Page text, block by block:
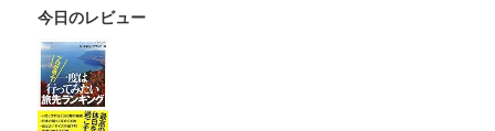
2000枚限定。
熊本城 御城印
今日のレビュー